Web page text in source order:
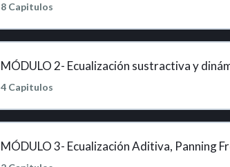
8 Capitulos
MÓDULO 2- Ecualización sustractiva y
4 Capitulos
MÓDULO 3- Ecualización Aditiva, Panning